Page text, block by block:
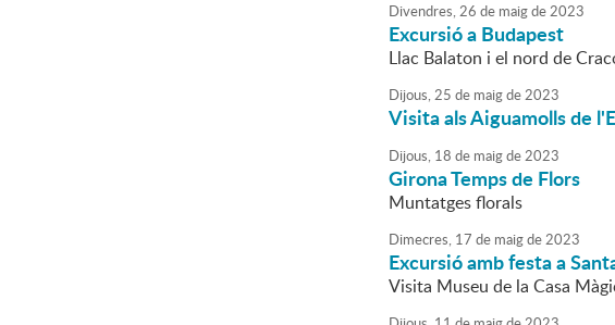
Divendres,26 de maigde2023
Excursió a Budapest
Llac Balaton i el nord de
Dijous,25 de maigde2023
Visita als Aiguamolls de
Dijous, 18 de maigde2023
Girona Temps de Flors
Muntatges florals
Dimecres, 17 de maigde2023
Excursió amb festa a
Visita Museu de la Casa